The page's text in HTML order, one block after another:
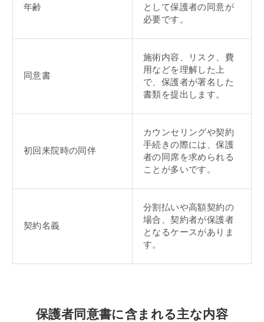
年齢
として保護者の同意が
必要です。
同意書
施術内容、リスク、費
用などを理解した上
で、保護者が署名した
書類を提出します。
初回来院時の同伴
カウンセリングや契約
手続きの際には、保護
者の同席を求められる
ことが多いです。
契約名義
分割払いや高額契約の
場合、契約者が保護者
となるケースがありま
す。
保護者同意書に含まれる主な内容